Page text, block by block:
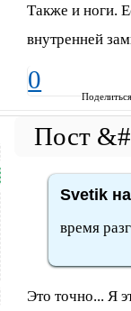
Также и ноги.
внутренней
0
Svetik
время
Это точно... Я